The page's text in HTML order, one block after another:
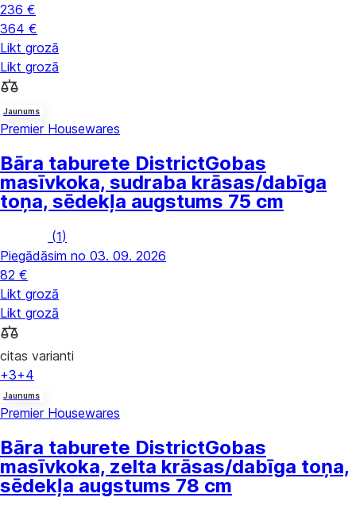
236 €
364 €
Likt grozā
Likt grozā
Jaunums
Premier Housewares
Bāra taburete DistrictGobas
masīvkoka, sudraba krāsas/dabīga
toņa, sēdekļa augstums 75 cm
(1)
Piegādāsim no 03. 09. 2026
82 €
Likt grozā
Likt grozā
citas varianti
+3+4
Jaunums
Premier Housewares
Bāra taburete DistrictGobas
masīvkoka, zelta krāsas/dabīga toņa,
sēdekļa augstums 78 cm